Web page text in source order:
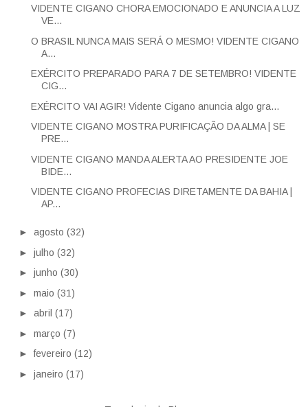
VIDENTE CIGANO CHORA EMOCIONADO E ANUNCIA A LUZ
VE...
O BRASIL NUNCA MAIS SERÁ O MESMO! VIDENTE CIGANO
A...
EXÉRCITO PREPARADO PARA 7 DE SETEMBRO! VIDENTE
CIG...
EXÉRCITO VAI AGIR! Vidente Cigano anuncia algo gra...
VIDENTE CIGANO MOSTRA PURIFICAÇÃO DA ALMA | SE
PRE...
VIDENTE CIGANO MANDA ALERTA AO PRESIDENTE JOE
BIDE...
VIDENTE CIGANO PROFECIAS DIRETAMENTE DA BAHIA |
AP...
► agosto (32)
► julho (32)
► junho (30)
► maio (31)
► abril (17)
► março (7)
►fevereiro (12)
► janeiro (17)